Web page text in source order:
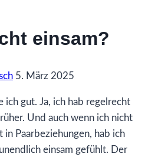
einsam?
5. März 2025
ich gut. Ja, ich hab regelrecht
Und auch wenn ich nicht
in Paarbeziehungen, hab ich
einsam gefühlt. Der